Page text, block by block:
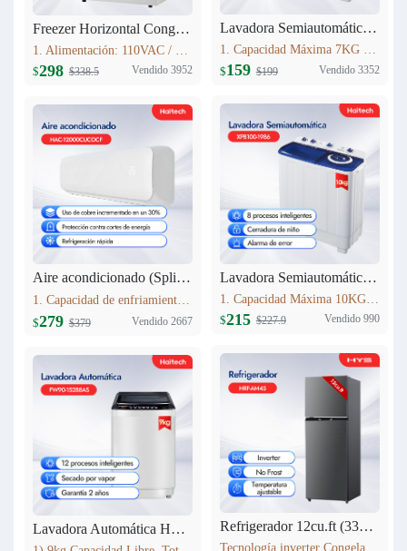
Freezer Horizontal Congelador Nevera 7.6cu.ft (215L) BD-215C
$298 $338.5 Vendido 3952
Aire acondicionado (Split) 12000 BTU Haitech HAC-12000CUCOCF
1. Capacidad de enfriamiento：12000BTU 2. 30% más de cobre que modelos estándar,Mayor conductividad térmica y durabilidad, rendimiento estable. 3. Nivel Ruido Bajo: 40 dB(A) 4. Alto de Volumen de Aire: 580 m3/h
$279 $379 Vendido 2667
Lavadora Automática HYS 9KG FW90-15288AS
Lavadora Semiautomática 7KG XPB70-1776
1. Capacidad Máxima 7KG 2. Panel de control 3. Lavado y centrifugadopor separado 4. Peso neto: 16.5kg 5. Dimensiones del producto:723mm*406mm*819mm
$159 $199 Vendido 3352
Lavadora Semiautomática 10KG XPB100-1986
1. Capacidad Máxima 10KG 2. Panel de control: pantalla de seda 3. Lavado y centrifugadopor separado 4. Peso neto: 24.5kg 5. Dimensiones del producto:807mm*476mm*997 mm
$215 $227.9 Vendido 990
Refrigerador 12cu.ft (333L) Inverter HRF-AM45
Tecnología inverter Congelación: 77L Refrigeración: 256L Dimensión: W60.5 x D68 x H170.5(cm) Peso neto/bruto: 57KG / 63KG